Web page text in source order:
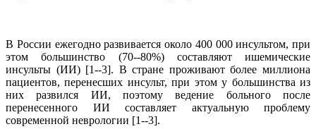
В России ежегодно развивается около 400 000 инсультом, при
этом большинство (70--80%) составляют ишемические
инсульты (ИИ) [1--3]. В стране проживают более миллиона
пациентов, перенесших инсульт, при этом у большинства из
них развился ИИ, поэтому ведение больного после
перенесенного ИИ составляет актуальную проблему
современной неврологии [1--3].